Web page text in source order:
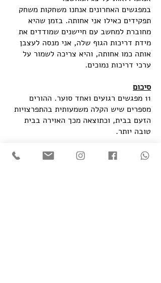
במפגשים האחרונים אנחנו משחקות משחק
תפקידים כאילו אני אחותה. בזמן שהיא
מחוברת למחשב עם חיישנים שמודדים את
מידת דריכות הגוף שלה, אני מנסה לעצבן
אותה כמו אחותה, והיא צריכה לשמור על
ערכי דריכות נמוכים.
סיכום
11 מפגשים רגועים ואחד סוער. ההורים
מספרים שיש הקלה משמעותית בהתפרצויות
הזעם בבית, וכתוצאה מכך האוירה בבית
טובה יותר.